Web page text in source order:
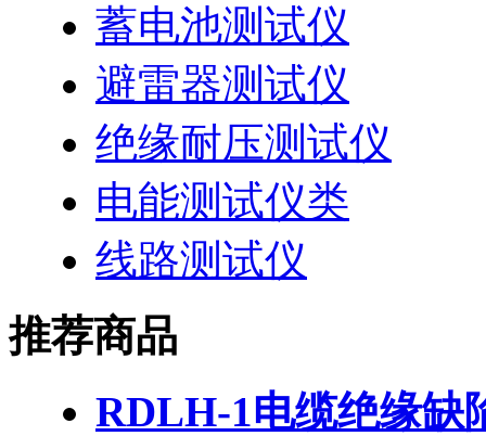
蓄电池测试仪
避雷器测试仪
绝缘耐压测试仪
电能测试仪类
线路测试仪
推荐商品
RDLH-1电缆绝缘缺